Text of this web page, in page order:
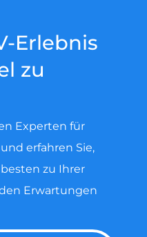
Erlebnis
zu
Experten für
erfahren Sie,
zu Ihrer
Erwartungen